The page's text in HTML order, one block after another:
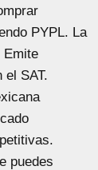
PYPL. La
Emite
SAT.
puedes